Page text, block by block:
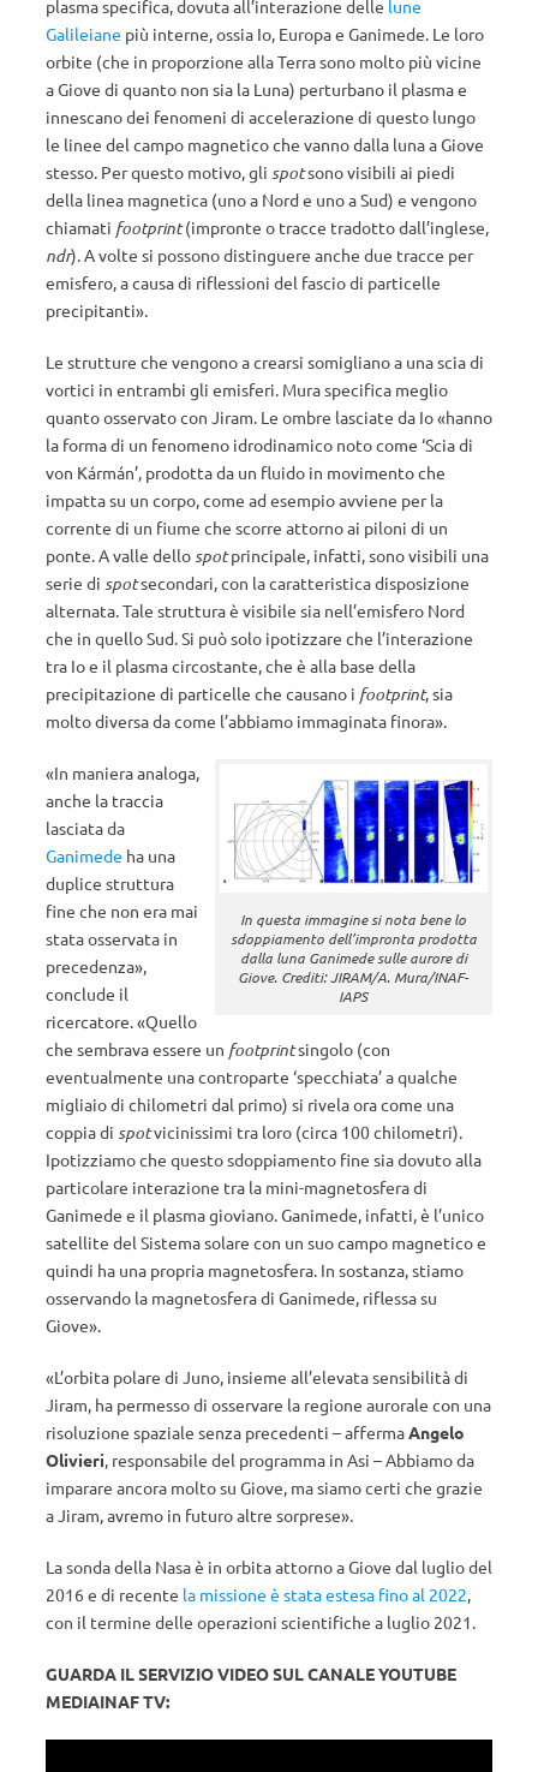
plasma specifica, dovuta all’interazione delle lune
Galileiane più interne, ossia Io, Europa e Ganimede. Le loro
orbite (che in proporzione alla Terra sono molto più vicine
a Giove di quanto non sia la Luna) perturbano il plasma e
innescano dei fenomeni di accelerazione di questo lungo
le linee del campo magnetico che vanno dalla luna a Giove
stesso. Per questo motivo, gli spotsono visibili ai piedi
della linea magnetica (uno a Nord e uno a Sud) e vengono
chiamati footprint(impronte o tracce tradotto dall’inglese,
ndr). A volte si possono distinguere anche due tracce per
emisfero, a causa di riflessioni del fascio di particelle
precipitanti».
Le strutture che vengono a crearsi somigliano a una scia di
vortici in entrambi gli emisferi. Mura specifica meglio
quanto osservato con Jiram. Le ombre lasciate da Io «hanno
la forma di un fenomeno idrodinamico noto come ‘Scia di
von Kármán’, prodotta da un fluido in movimento che
impatta su un corpo, come ad esempio avviene per la
corrente di un fiume che scorre attorno ai piloni di un
ponte. A valle dellospotprincipale, infatti, sono visibili una
serie di spotsecondari, con la caratteristica disposizione
alternata. Tale struttura è visibile sia nell’emisfero Nord
che in quello Sud. Si può solo ipotizzare che l’interazione
tra Io e il plasma circostante, che è alla base della
precipitazione di particelle che causano i footprint, sia
molto diversa da come l’abbiamo immaginata finora».
In questa immagine si nota bene lo
sdoppiamento dell’impronta prodotta
dalla luna Ganimede sulle aurore di
Giove. Crediti: JIRAM/A. Mura/INAF-
IAPS
«In maniera analoga,
anche la traccia
lasciata da
Ganimede ha una
duplice struttura
fine che non era mai
stata osservata in
precedenza»,
conclude il
ricercatore. «Quello
che sembrava essere un footprintsingolo (con
eventualmente una controparte ‘specchiata’ a qualche
migliaio di chilometri dal primo) si rivela ora come una
coppia di spotvicinissimi tra loro (circa 100 chilometri).
Ipotizziamo che questo sdoppiamento fine sia dovuto alla
particolare interazione tra la mini-magnetosfera di
Ganimede e il plasma gioviano. Ganimede, infatti, è l’unico
satellite del Sistema solare con un suo campo magnetico e
quindi ha una propria magnetosfera. In sostanza, stiamo
osservando la magnetosfera di Ganimede, riflessa su
Giove».
«L’orbita polare di Juno, insieme all’elevata sensibilità di
Jiram, ha permesso di osservare la regione aurorale con una
risoluzione spaziale senza precedenti – affermaAngelo
Olivieri, responsabile del programma in Asi – Abbiamo da
imparare ancora molto su Giove, ma siamo certi che grazie
a Jiram, avremo in futuro altre sorprese».
La sonda della Nasa è in orbita attorno a Giove dal luglio del
2016 e di recente la missione è stata estesa fino al 2022,
con il termine delle operazioni scientifiche a luglio 2021.
GUARDA IL SERVIZIO VIDEO SUL CANALE YOUTUBE
MEDIAINAF TV: